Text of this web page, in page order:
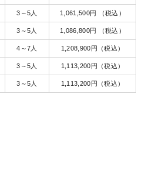
3～5人 1,061,500円 （税込）
3～5人 1,086,800円 （税込）
4～7人 1,208,900円（税込）
3～5人 1,113,200円（税込）
3～5人 1,113,200円（税込）